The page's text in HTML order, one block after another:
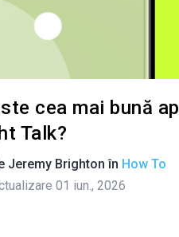
cea mai bună
Talk?
Jeremy Brighton în How To
01 iun., 2026